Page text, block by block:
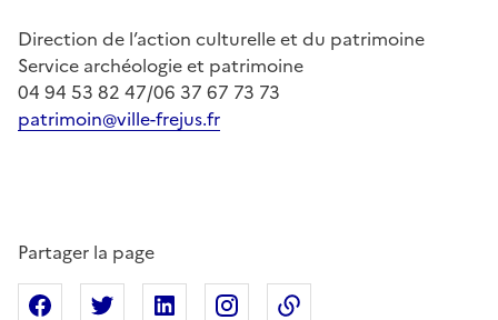
Direction de l’action culturelle et du patrimoine
Service archéologie et patrimoine
04 94 53 82 47/06 37 67 73 73
patrimoin@ville-frejus.fr
Partager la page
Partager sur Facebook
Partager sur XPartager sur Linkedin
Partager sur Instagram